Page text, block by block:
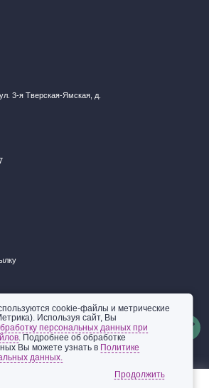
данных
3-я Тверская-Ямская, д.
Групп»
cookie-файлы и метрические
Используя сайт, Вы
персональных данных при
. Подробнее об обработке
Вы можете узнать в Политике
данных.